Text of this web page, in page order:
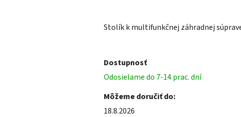
Stolík k multifunkčnej záhradnej
Dostupnosť
Odosielame do 7-14 prac. dní
Môžeme doručiť do:
18.8.2026